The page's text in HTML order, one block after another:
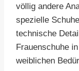
völlig andere
spezielle
technische
Frauenschuhe
weiblichen